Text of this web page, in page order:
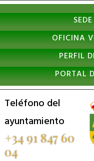
Nota:
este
sitio
web
incluye
un
sistema
de
accesibilidad.
OFICINA
PERFIL
PORTAL
Teléfono del
ayuntamiento
+34 91 847 60
04